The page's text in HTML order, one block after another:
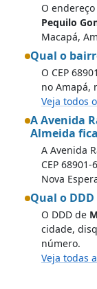
O endereço
Pequilo
Macapá,
Qual o
O CEP
no Amapá,
Veja todos
A Avenida
Almeida
A Avenida
CEP
Nova
Qual o
O DDD de
cidade,
número.
Veja todas